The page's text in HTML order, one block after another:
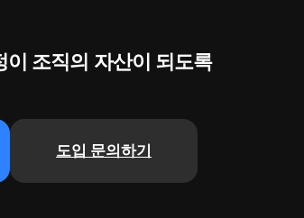
조직의 자산이 되도록
도입 문의하기